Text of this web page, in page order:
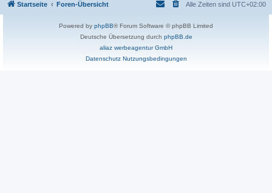
Startseite Foren-Übersicht Alle Zeiten sind UTC+02:00
Powered by phpBB® Forum Software © phpBB Limited
Deutsche Übersetzung durch phpBB.de
aliaz werbeagentur GmbH
Datenschutz Nutzungsbedingungen